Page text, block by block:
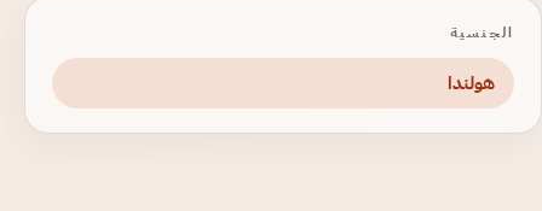
الجنسية
هولندا